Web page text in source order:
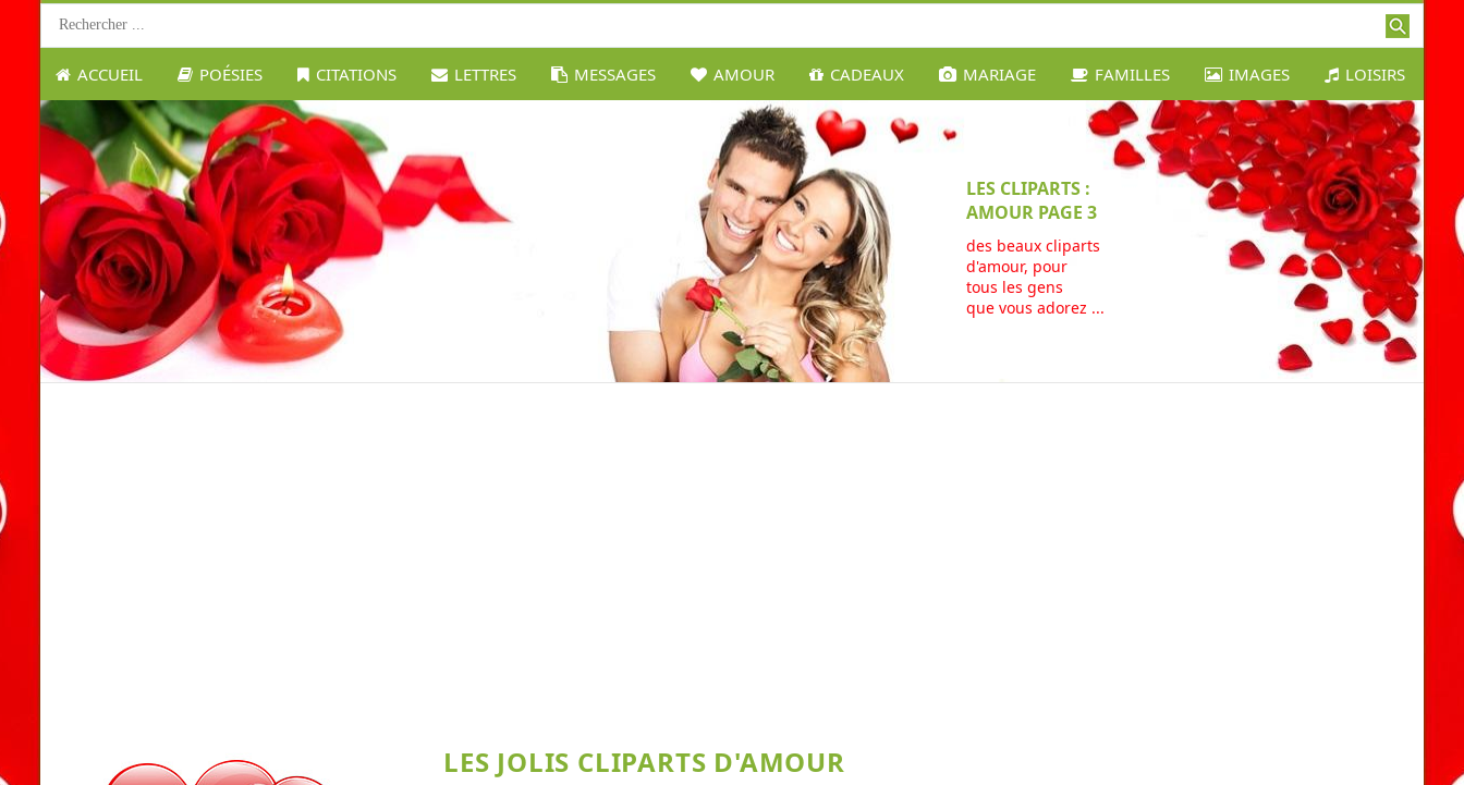
ACCUEIL POÉSIES CITATIONS LETTRES MESSAGES AMOUR CADEAUX MARIAGE FAMILLES IMAGES LOISIRS
LES CLIPARTS :
AMOUR PAGE 3
des beaux cliparts
d'amour, pour
tous les gens
que vous adorez ...
LES JOLIS CLIPARTS D'AMOUR